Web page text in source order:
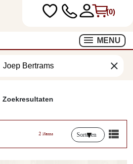
(0)
MENU
clear
Zoekresultaten
2 items Sorteren